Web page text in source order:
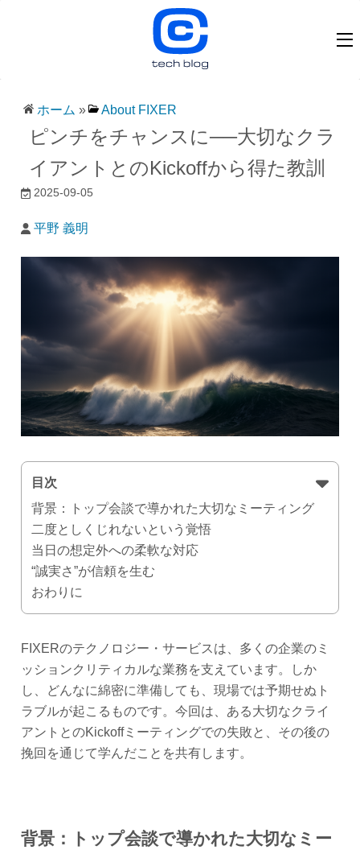
ホーム » About FIXER
ピンチをチャンスに──大切なクラ
イアントとのKickoffから得た教訓
2025-09-05
平野 義明
目次
背景：トップ会談で導かれた大切なミーティング
二度としくじれないという覚悟
当日の想定外への柔軟な対応
“誠実さ”が信頼を生む
おわりに
FIXERのテクノロジー・サービスは、多くの企業のミ
ッションクリティカルな業務を支えています。しか
し、どんなに綿密に準備しても、現場では予期せぬト
ラブルが起こるものです。今回は、ある大切なクライ
アントとのKickoffミーティングでの失敗と、その後の
挽回を通じて学んだことを共有します。
背景：トップ会談で導かれた大切なミー